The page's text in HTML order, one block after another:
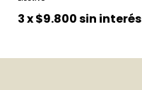
3x$9.800sin interés